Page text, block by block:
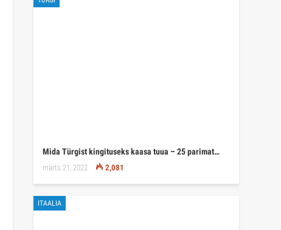
Mida Türgist kingituseks kaasa tuua – 25 parimat…
märts 21, 2022 2,081
ITAALIA